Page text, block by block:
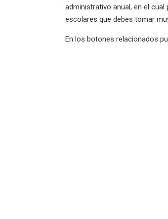
administrativo anual, en el
escolares que debes tomar
En los botones relacionados